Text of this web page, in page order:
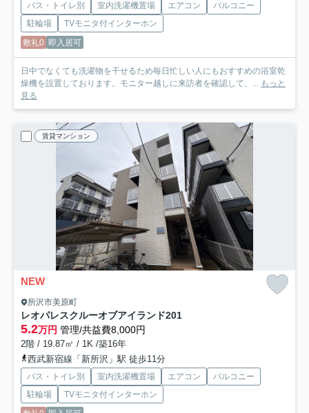
バス・トイレ別 室内洗濯機置場 エアコン
バルコニー
駐輪場
TVモニタ付インターホン
敷礼0 即入居可
日中でなくても洗濯物を干せるため毎日忙しい人にもおすすめの浴室乾
燥機を設置しております。モニター越しに来訪者を確認して、... もっと
見る
賃貸マンション
NEW
所沢市美原町
レオパレスクルーオブアイランド201
5.2万円 管理/共益費8,000円
2階 / 19.87㎡ / 1K /築16年
西武新宿線「新所沢」駅 徒歩11分
バス・トイレ別 室内洗濯機置場 エアコン
バルコニー
駐輪場
TVモニタ付インターホン